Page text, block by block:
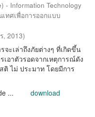
- Information Technology
ทศเพื่อการออกแบบ
, 2013)
ะเล่าถึงภัยต่างๆ ที่เกิดขึ้น
เอาตัวรอดจากเหตุการณ์ดัง
ติ ไม่ ประมาท โดยมีการ
... download